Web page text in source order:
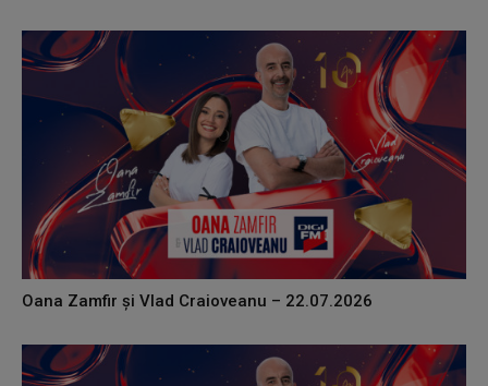
Oana Zamfir și Vlad Craioveanu – 22.07.2026